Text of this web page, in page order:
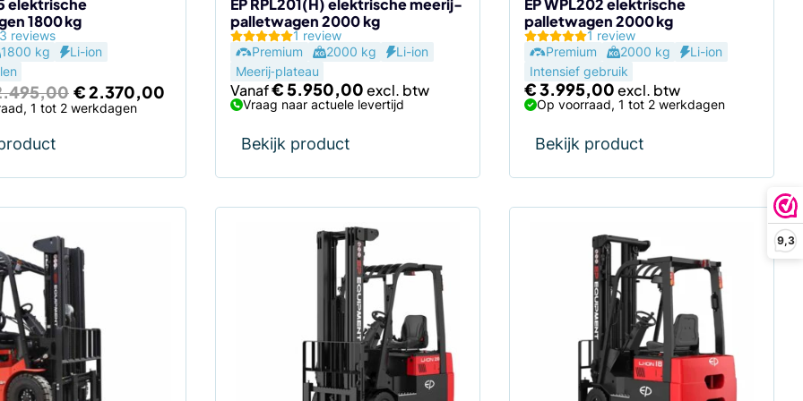
9,3
elektrische
1800 kg
reviews
1800 kg
Li-ion
Oorspronkelijke
prijs
€2.370,00Huidige
€ 2.370,00.
1 tot 2 werkdagen
EP RPL201(H) elektrische meerij-
palletwagen 2000 kg
1 review
Premium
2000 kg
Li-ion
Meerij‑plateau
Vanaf€5.950,00
Vraag naar actuele levertijd
Bekijk product
productpagina
EP WPL202 elektrische
palletwagen 2000 kg
1 review
Premium
2000 kg
Li-ion
Intensief gebruik
€3.995,00
Op voorraad, 1 tot 2 werkdagen
Bekijk product